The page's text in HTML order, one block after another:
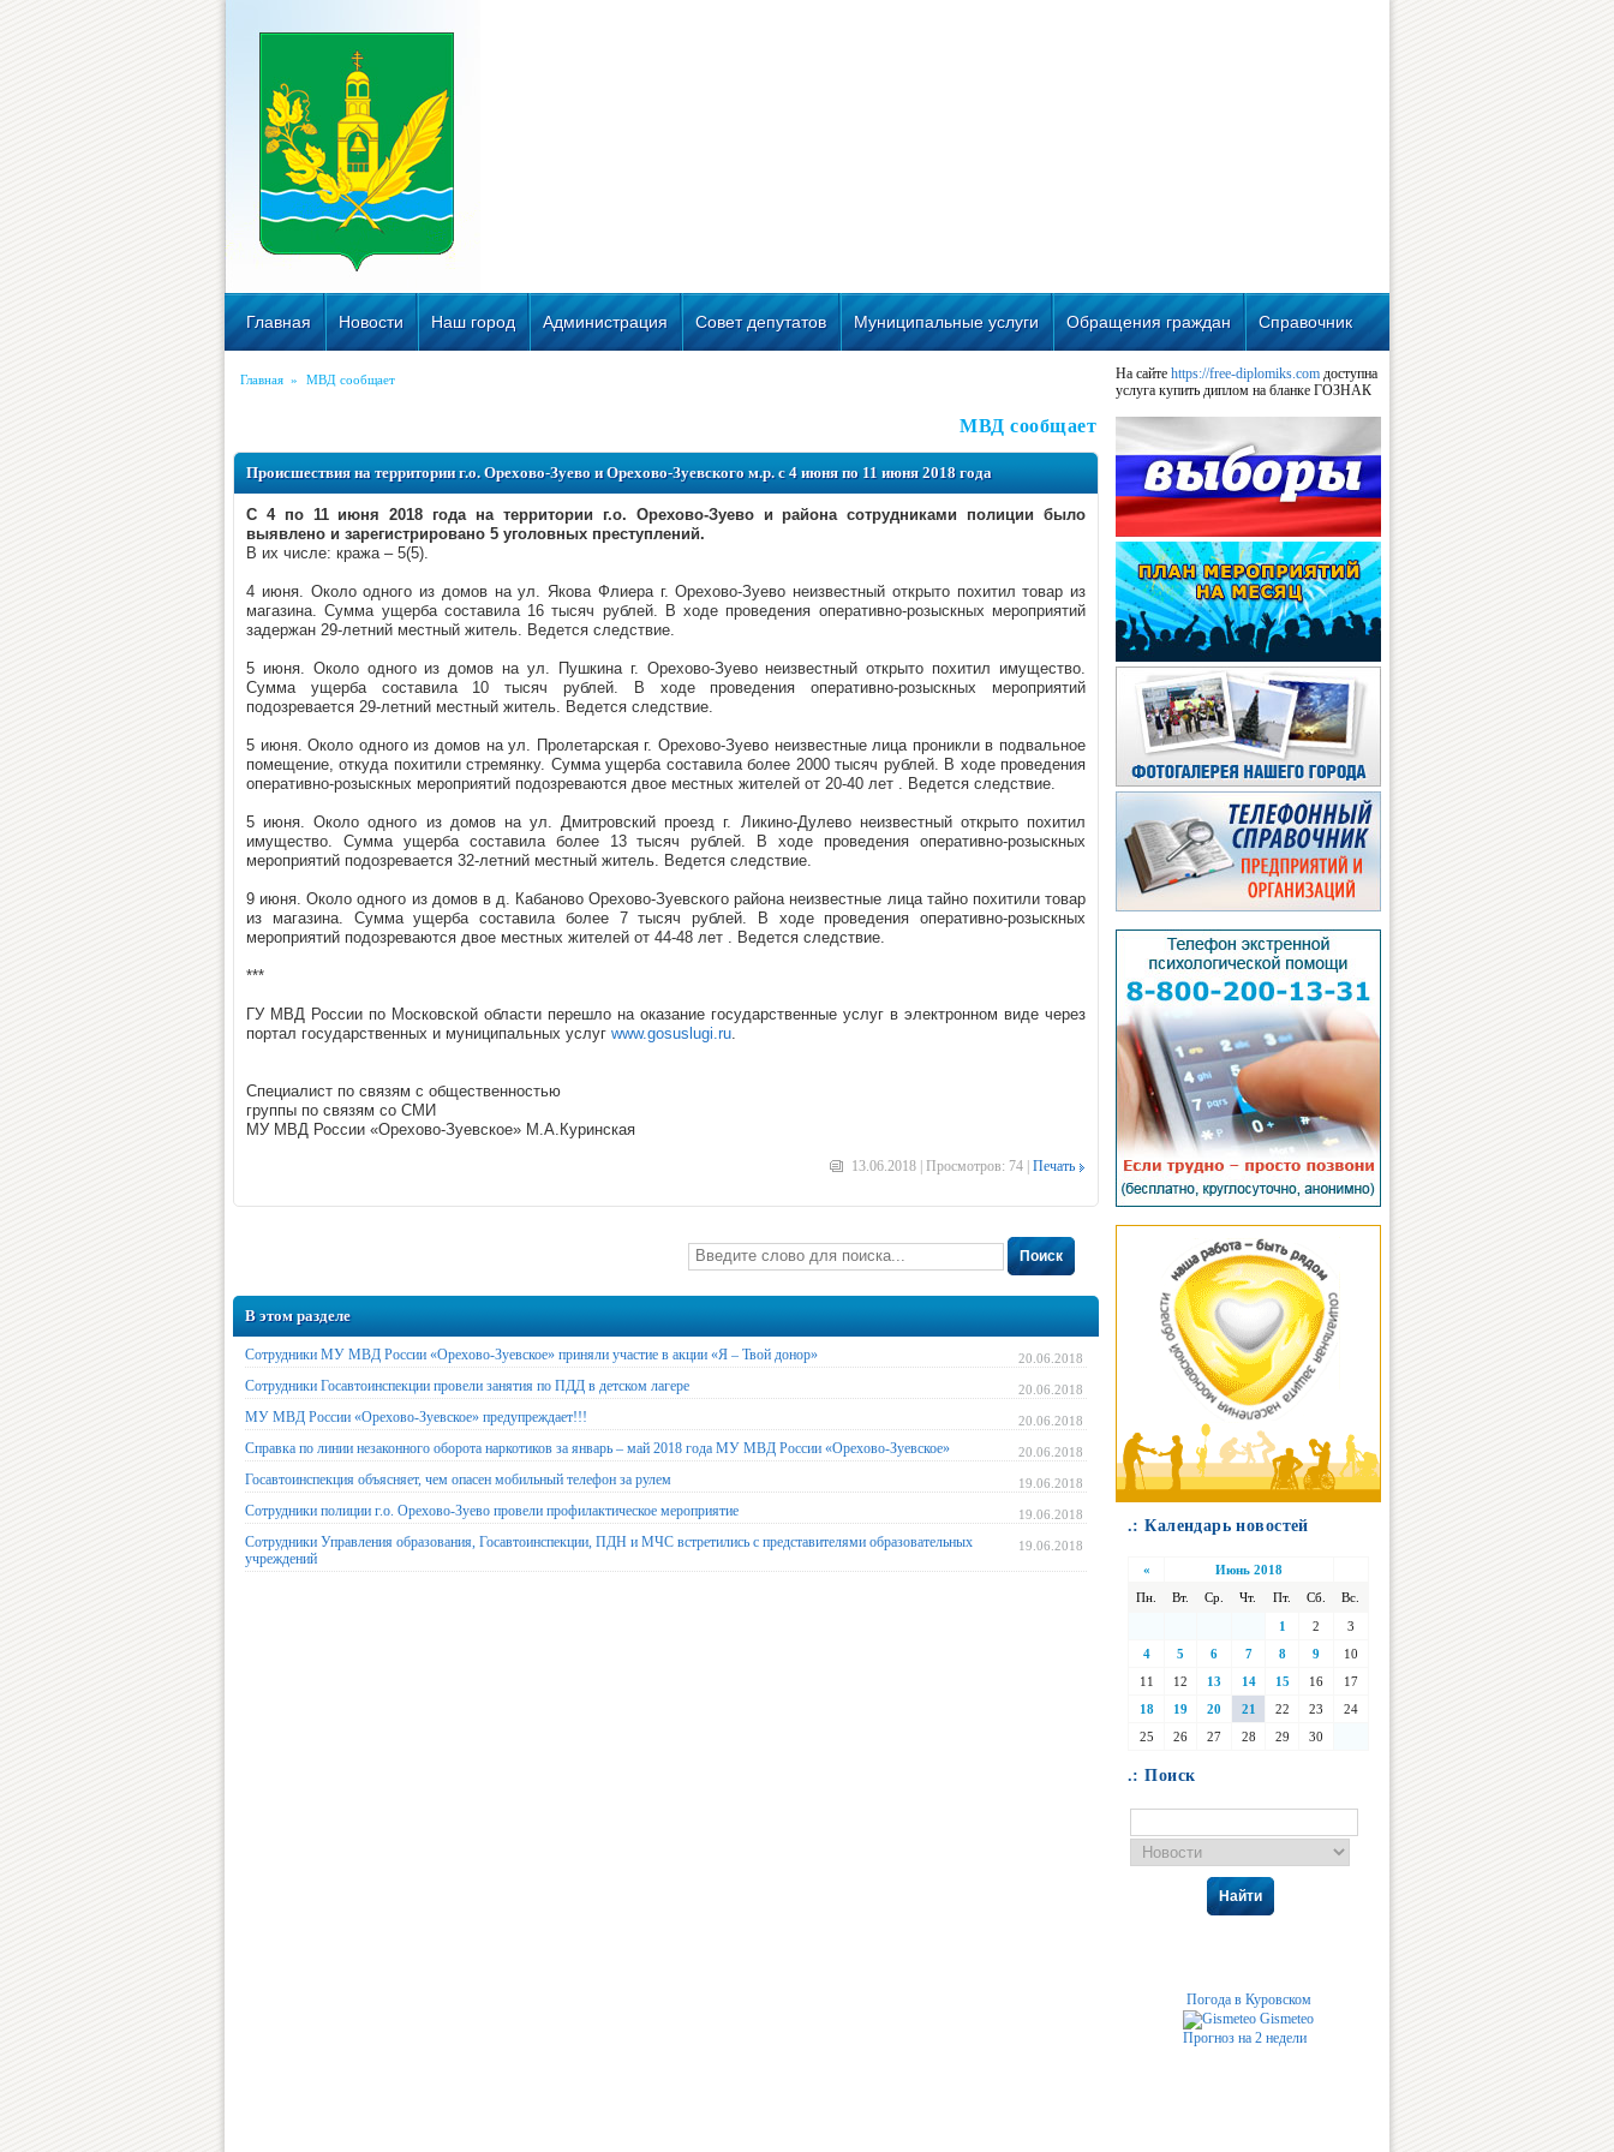
Главная Новости Наш город Администрация Совет депутатов Муниципальные услуги Обращения граждан Справочник
Главная » МВД сообщает
МВД сообщает
Происшествия на территории г.о. Орехово-Зуево и Орехово-Зуевского м.р. с 4 июня по 11 июня 2018 года
C 4 по 11 июня 2018 года на территории г.о. Орехово-Зуево и района сотрудниками полиции было
выявлено и зарегистрировано 5 уголовных преступлений.
В их числе: кража – 5(5).
4 июня. Около одного из домов на ул. Якова Флиера г. Орехово-Зуево неизвестный открыто похитил товар из
магазина. Сумма ущерба составила 16 тысяч рублей. В ходе проведения оперативно-розыскных мероприятий
задержан 29-летний местный житель. Ведется следствие.
5 июня. Около одного из домов на ул. Пушкина г. Орехово-Зуево неизвестный открыто похитил имущество.
Сумма ущерба составила 10 тысяч рублей. В ходе проведения оперативно-розыскных мероприятий
подозревается 29-летний местный житель. Ведется следствие.
5 июня. Около одного из домов на ул. Пролетарская г. Орехово-Зуево неизвестные лица проникли в подвальное
помещение, откуда похитили стремянку. Сумма ущерба составила более 2000 тысяч рублей. В ходе проведения
оперативно-розыскных мероприятий подозреваются двое местных жителей от 20-40 лет . Ведется следствие.
5 июня. Около одного из домов на ул. Дмитровский проезд г. Ликино-Дулево неизвестный открыто похитил
имущество. Сумма ущерба составила более 13 тысяч рублей. В ходе проведения оперативно-розыскных
мероприятий подозревается 32-летний местный житель. Ведется следствие.
9 июня. Около одного из домов в д. Кабаново Орехово-Зуевского района неизвестные лица тайно похитили товар
из магазина. Сумма ущерба составила более 7 тысяч рублей. В ходе проведения оперативно-розыскных
мероприятий подозреваются двое местных жителей от 44-48 лет . Ведется следствие.
***
ГУ МВД России по Московской области перешло на оказание государственные услуг в электронном виде через
портал государственных и муниципальных услуг www.gosuslugi.ru.
Специалист по связям с общественностью
группы по связям со СМИ
МУ МВД России «Орехово-Зуевское» М.А.Куринская
13.06.2018 | Просмотров: 74 | Печать
Поиск
В этом разделе
20.06.2018
Сотрудники МУ МВД России «Орехово-Зуевское» приняли участие в акции «Я – Твой донор»
20.06.2018
Сотрудники Госавтоинспекции провели занятия по ПДД в детском лагере
20.06.2018
МУ МВД России «Орехово-Зуевское» предупреждает!!!
20.06.2018
Справка по линии незаконного оборота наркотиков за январь – май 2018 года МУ МВД России «Орехово-Зуевское»
19.06.2018
Госавтоинспекция объясняет, чем опасен мобильный телефон за рулем
19.06.2018
Сотрудники полиции г.о. Орехово-Зуево провели профилактическое мероприятие
19.06.2018
Сотрудники Управления образования, Госавтоинспекции, ПДН и МЧС встретились с представителями образовательных
учреждений
На сайте https://free-diplomiks.com доступна
услуга купить диплом на бланке ГОЗНАК
.: Календарь новостей
«
Июнь 2018
Пн.
Вт. Ср. Чт. Пт. Сб.
Вс.
1
2
3
4
5 6 7 8 9
10
11
12 13 14 15 16
17
18
19 20 21 22 23
24
25
26 27 28 29 30
.: Поиск
Найти
Погода в Куровском
Gismeteo
Прогноз на 2 недели